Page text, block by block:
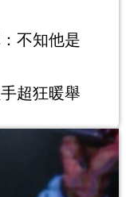
不知他是
超狂暖舉